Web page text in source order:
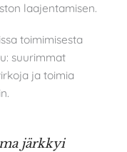
laajentamisen.
toimimisesta
suurimmat
ja toimia
järkkyi